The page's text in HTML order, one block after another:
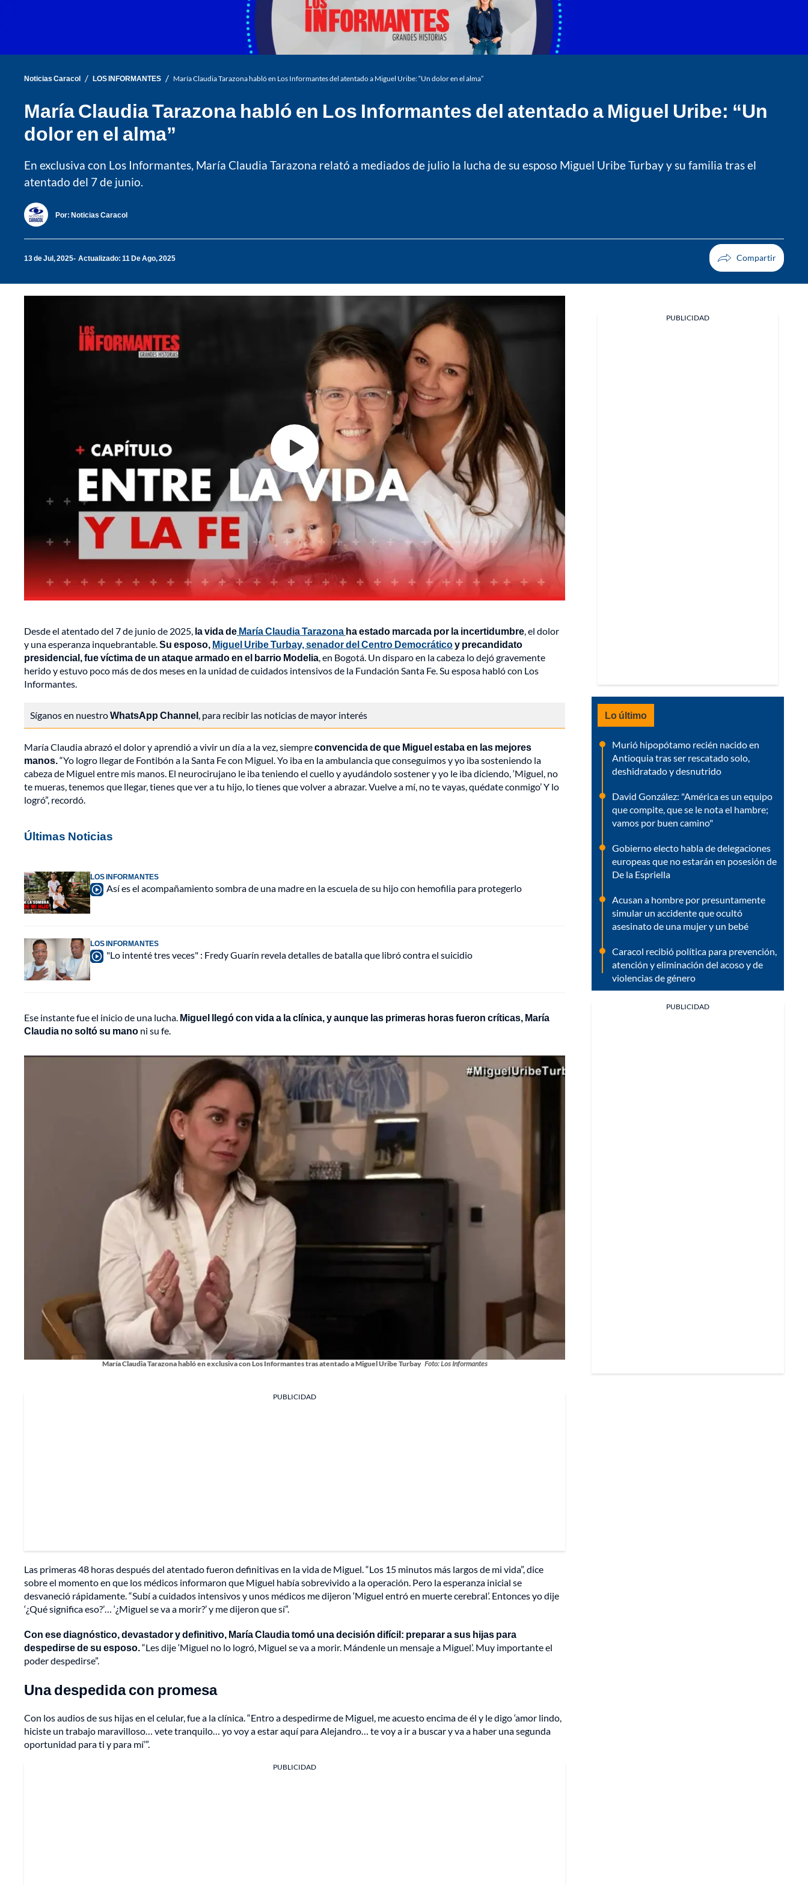
Noticias Caracol / LOS INFORMANTES / María Claudia Tarazona habló en Los Informantes del atentado a Miguel Uribe: “Un dolor en el alma”
María Claudia Tarazona habló en Los Informantes del atentado a Miguel Uribe: “Un
dolor en el alma”
En exclusiva con Los Informantes, María Claudia Tarazona relató a mediados de julio la lucha de su esposo Miguel Uribe Turbay y su familia tras el
atentado del 7 de junio.
Por: Noticias Caracol
13 de Jul, 2025 Actualizado: 11 De Ago, 2025
Desde el atentado del 7 de junio de 2025, la vida de María Claudia Tarazona ha estado marcada por la incertidumbre , el dolor
y una esperanza inquebrantable. Su esposo, Miguel Uribe Turbay, senador del Centro Democráticoy precandidato
presidencial, fue víctima de un ataque armado en el barrio Modelia , en Bogotá. Un disparo en la cabeza lo dejó gravemente
herido y estuvo poco más de dos meses en la unidad de cuidados intensivos de la Fundación Santa Fe. Su esposa habló con Los
Informantes.
Síganos en nuestroWhatsApp Channel , para recibir las noticias de mayor interés
María Claudia abrazó el dolor y aprendió a vivir un día a la vez, siempreconvencida de que Miguel estaba en las mejores
manos. “Yo logro llegar de Fontibón a la Santa Fe con Miguel. Yo iba en la ambulancia que conseguimos y yo iba sosteniendo la
cabeza de Miguel entre mis manos. El neurocirujano le iba teniendo el cuello y ayudándolo sostener y yo le iba diciendo, ‘Miguel, no
te mueras, tenemos que llegar, tienes que ver a tu hijo, lo tienes que volver a abrazar. Vuelve a mí, no te vayas, quédate conmigo’ Y lo
logró”, recordó.
Últimas Noticias
LOS INFORMANTES
Así es el acompañamiento sombra de una madre en la escuela de su hijo con hemofilia para protegerlo
LOS INFORMANTES
"Lo intenté tres veces" : Fredy Guarín revela detalles de batalla que libró contra el suicidio
Ese instante fue el inicio de una lucha. Miguel llegó con vida a la clínica, y aunque las primeras horas fueron críticas, María
Claudia no soltó su mano ni su fe.
María Claudia Tarazona habló en exclusiva con Los Informantes tras atentado a Miguel Uribe Turbay Foto: Los Informantes
PUBLICIDAD
Las primeras 48 horas después del atentado fueron definitivas en la vida de Miguel. “Los 15 minutos más largos de mi vida”, dice
sobre el momento en que los médicos informaron que Miguel había sobrevivido a la operación. Pero la esperanza inicial se
desvaneció rápidamente. “Subí a cuidados intensivos y unos médicos me dijeron ‘Miguel entró en muerte cerebral’. Entonces yo dije
‘¿Qué significa eso?’… ‘¿Miguel se va a morir?’ y me dijeron que sí”.
Con ese diagnóstico, devastador y definitivo, María Claudia tomó una decisión difícil: preparar a sus hijas para
despedirse de su esposo.“Les dije ‘Miguel no lo logró, Miguel se va a morir. Mándenle un mensaje a Miguel’. Muy importante el
poder despedirse”.
Una despedida con promesa
Con los audios de sus hijas en el celular, fue a la clínica. “Entro a despedirme de Miguel, me acuesto encima de él y le digo ‘amor lindo,
hiciste un trabajo maravilloso… vete tranquilo… yo voy a estar aquí para Alejandro… te voy a ir a buscar y va a haber una segunda
oportunidad para ti y para mí’”.
PUBLICIDAD
PUBLICIDAD
Lo último
Murió hipopótamo recién nacido en
Antioquia tras ser rescatado solo,
deshidratado y desnutrido
David González: "América es un equipo
que compite, que se le nota el hambre;
vamos por buen camino"
Gobierno electo habla de delegaciones
europeas que no estarán en posesión de
De la Espriella
Acusan a hombre por presuntamente
simular un accidente que ocultó
asesinato de una mujer y un bebé
Caracol recibió política para prevención,
atención y eliminación del acoso y de
violencias de género
PUBLICIDAD